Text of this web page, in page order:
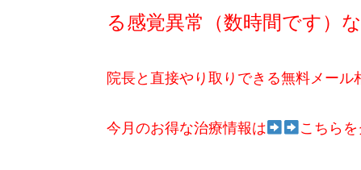
る感覚異常（数時間です）な
院長と直接やり取りできる無料メール
今月のお得な治療情報は こちら